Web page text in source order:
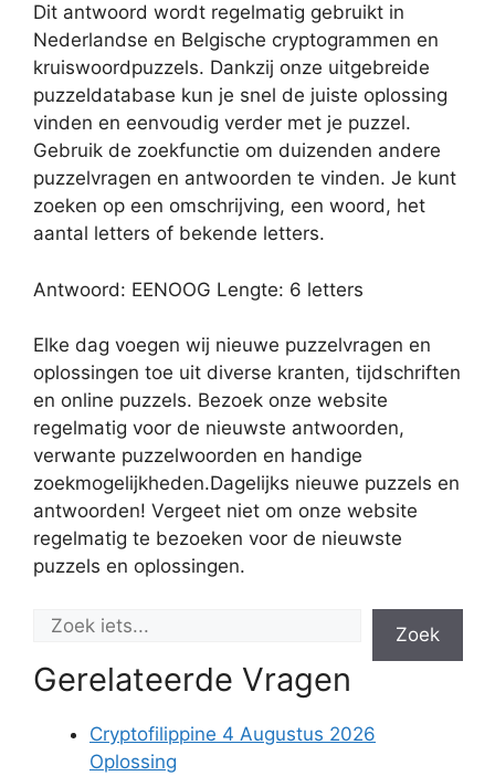
Dit antwoord wordt regelmatig gebruikt in
Nederlandse en Belgische cryptogrammen en
kruiswoordpuzzels. Dankzij onze uitgebreide
puzzeldatabase kun je snel de juiste oplossing
vinden en eenvoudig verder met je puzzel.
Gebruik de zoekfunctie om duizenden andere
puzzelvragen en antwoorden te vinden. Je kunt
zoeken op een omschrijving, een woord, het
aantal letters of bekende letters.
Antwoord: EENOOG Lengte: 6 letters
Elke dag voegen wij nieuwe puzzelvragen en
oplossingen toe uit diverse kranten, tijdschriften
en online puzzels. Bezoek onze website
regelmatig voor de nieuwste antwoorden,
verwante puzzelwoorden en handige
zoekmogelijkheden.Dagelijks nieuwe puzzels en
antwoorden! Vergeet niet om onze website
regelmatig te bezoeken voor de nieuwste
puzzels en oplossingen.
Zoek
Gerelateerde Vragen
Cryptofilippine 4 Augustus 2026
Oplossing